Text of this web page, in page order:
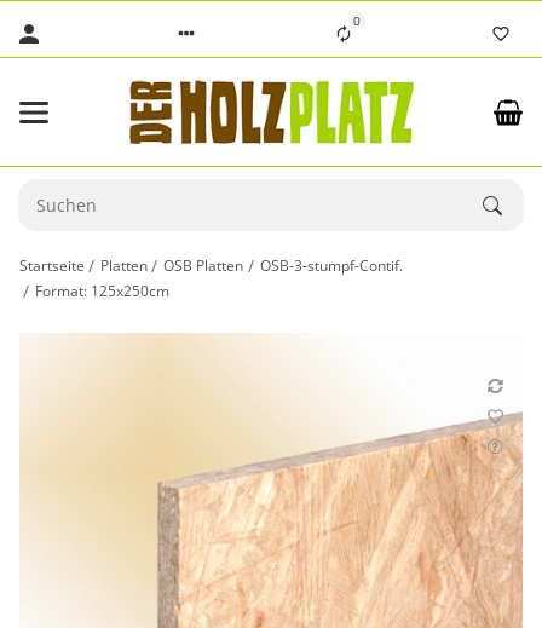
0
Startseite Platten OSB Platten
OSB-3-stumpf-Contif.
Format: 125x250cm